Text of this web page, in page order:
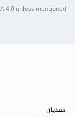
4.0unless mentioned